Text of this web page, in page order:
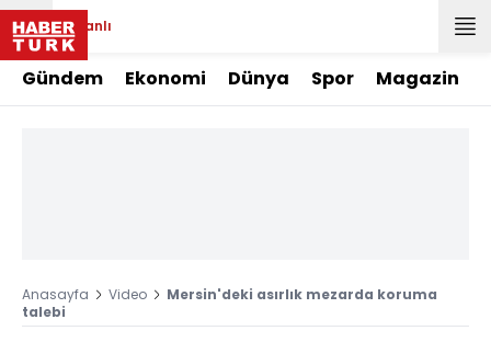
Canlı
Gündem Ekonomi Dünya Spor Magazin
Anasayfa Video
Mersin'deki asırlık mezarda koruma
talebi